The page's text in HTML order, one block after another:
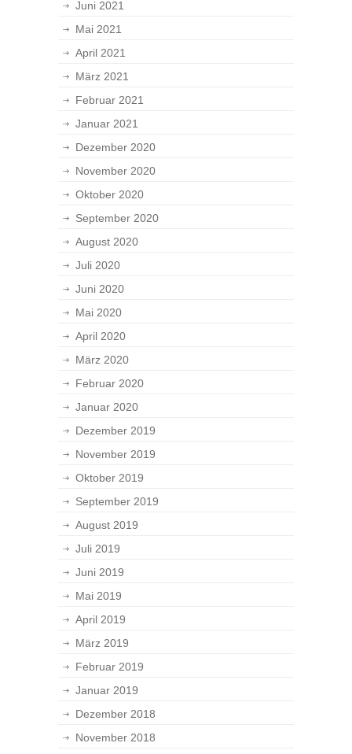
Juni 2021
Mai 2021
April 2021
März 2021
Februar 2021
Januar 2021
Dezember 2020
November 2020
Oktober 2020
September 2020
August 2020
Juli 2020
Juni 2020
Mai 2020
April 2020
März 2020
Februar 2020
Januar 2020
Dezember 2019
November 2019
Oktober 2019
September 2019
August 2019
Juli 2019
Juni 2019
Mai 2019
April 2019
März 2019
Februar 2019
Januar 2019
Dezember 2018
November 2018